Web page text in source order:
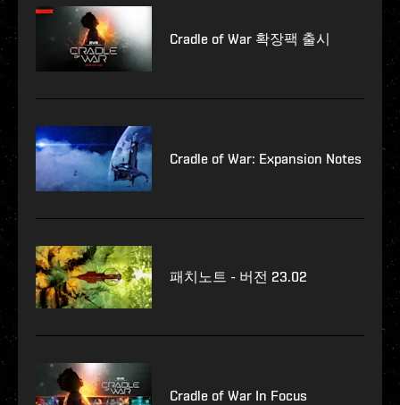
Cradle of War 확장팩 출시
Cradle of War: Expansion Notes
패치노트 - 버전 23.02
Cradle of War In Focus